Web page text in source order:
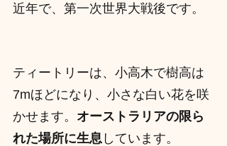
近年で、第一次世界大戦後です。
ティートリーは、小高木で樹高は
7mほどになり、小さな白い花を咲
かせます。 オーストラリアの限ら
れた場所に生息 しています。